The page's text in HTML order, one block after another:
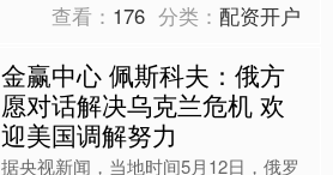
查看： 176 分类：配资开户
金赢中心 佩斯科夫：俄方
愿对话解决乌克兰危机 欢
迎美国调解努力
据央视新闻，当地时间5月12日，俄罗